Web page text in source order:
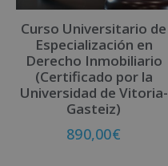
v
e
Curso Universitario de
Especialización en
Derecho Inmobiliario
(Certificado por la
Universidad de Vitoria-
Gasteiz)
890,00€